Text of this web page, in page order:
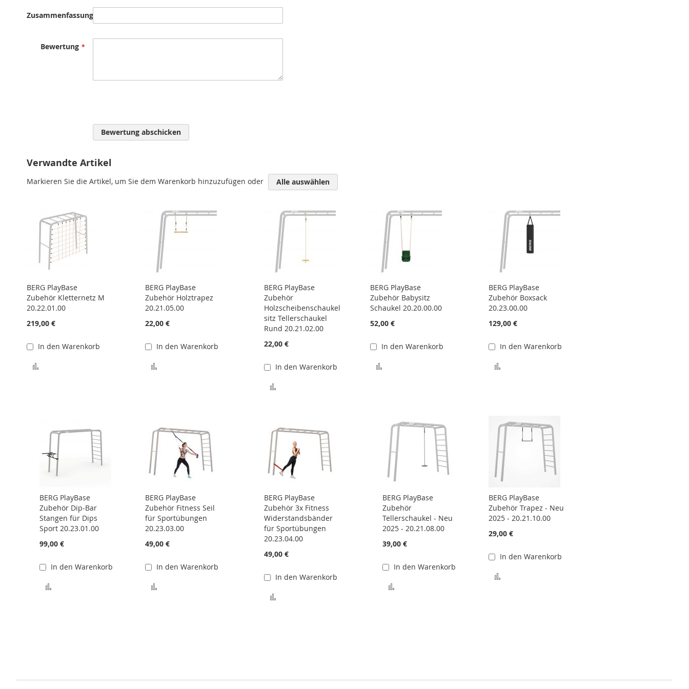
Zusammenfassung
Bewertung
Bewertung abschicken
Verwandte Artikel
Markieren Sie die Artikel, um Sie dem Warenkorb hinzuzufügen oder Alle auswählen
BERG PlayBase
Zubehör Kletternetz M
20.22.01.00
219,00 €
In den Warenkorb
BERG PlayBase
Zubehör Holztrapez
20.21.05.00
22,00 €
In den Warenkorb
Zur Vergleichsliste hinzufügen
BERG PlayBase
Zubehör
Holzscheibenschaukel
sitz Tellerschaukel
Rund 20.21.02.00
22,00 €
In den Warenkorb
BERG PlayBase
Zubehör Babysitz
Schaukel 20.20.00.00
52,00 €
In den Warenkorb
BERG PlayBase
Zubehör Boxsack
20.23.00.00
129,00 €
In den Warenkorb
BERG PlayBase
Zubehör Dip-Bar
Stangen für Dips
Sport 20.23.01.00
99,00 €
In den Warenkorb
Zur Vergleichsliste hinzufügen
BERG PlayBase
Zubehör Fitness Seil
für Sportübungen
20.23.03.00
49,00 €
In den Warenkorb
BERG PlayBase
Zubehör 3x Fitness
Widerstandsbänder
für Sportübungen
20.23.04.00
49,00 €
In den Warenkorb
BERG PlayBase
Zubehör
Tellerschaukel - Neu
2025 - 20.21.08.00
39,00 €
In den Warenkorb
BERG PlayBase
Zubehör Trapez - Neu
2025 - 20.21.10.00
29,00 €
In den Warenkorb